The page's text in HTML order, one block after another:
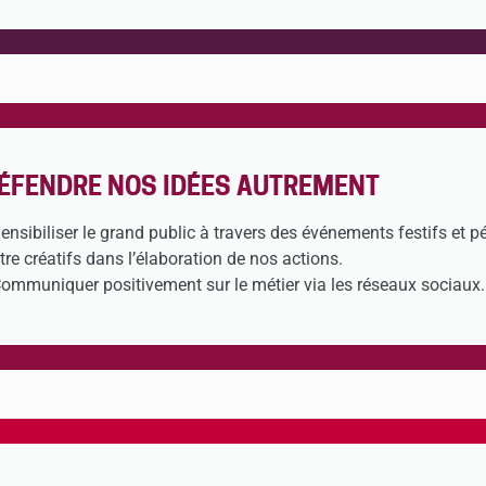
NOS IDÉES AUTREMENT
le grand public à travers des événements festifs et
créatifs dans l’élaboration de nos actions.
positivement sur le métier via les réseaux sociaux.